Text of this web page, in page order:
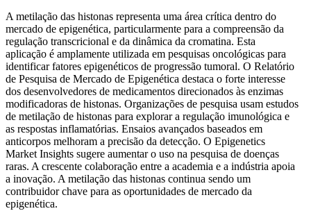
A metilação das histonas representa uma área crítica dentro do
mercado de epigenética, particularmente para a compreensão da
regulação transcricional e da dinâmica da cromatina. Esta
aplicação é amplamente utilizada em pesquisas oncológicas para
identificar fatores epigenéticos de progressão tumoral. O Relatório
de Pesquisa de Mercado de Epigenética destaca o forte interesse
dos desenvolvedores de medicamentos direcionados às enzimas
modificadoras de histonas. Organizações de pesquisa usam estudos
de metilação de histonas para explorar a regulação imunológica e
as respostas inflamatórias. Ensaios avançados baseados em
anticorpos melhoram a precisão da detecção. O Epigenetics
Market Insights sugere aumentar o uso na pesquisa de doenças
raras. A crescente colaboração entre a academia e a indústria apoia
a inovação. A metilação das histonas continua sendo um
contribuidor chave para as oportunidades de mercado da
epigenética.